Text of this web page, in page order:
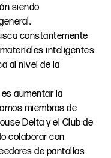
siendo
constantemente
inteligentes
al nivel de la
aumentar la
miembros de
Delta y el Club de
colaborar con
de pantallas